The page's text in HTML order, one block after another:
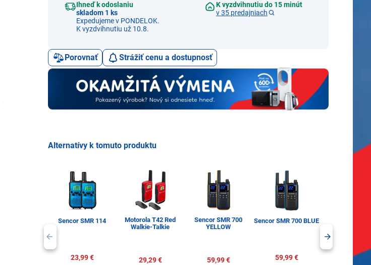
Ihneď k odoslaniu
skladom 1 ks
Expedujeme v PONDELOK.
K vyzdvihnutiu už 10.8.
K vyzdvihnutiu do 15 minút
v 35 predajniach
Porovnať Strážiť cenu a dostupnosť
Alternatívy k tomuto produktu
Sencor SMR 114
23,99 €
Motorola T42 Red
Walkie-Talkie
29,29 €
Sencor SMR 700
YELLOW
59,99 €
Sencor SMR 700 BLUE
59,99 €
5,99 €